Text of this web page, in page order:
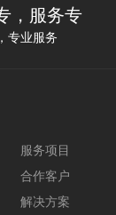
，服务专
专业服务
服务项目
合作客户
解决方案